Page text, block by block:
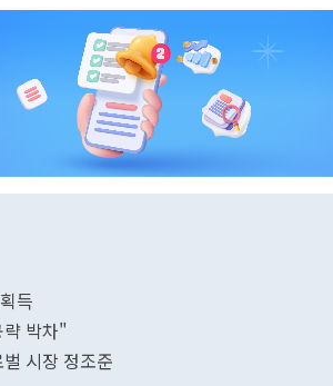
득
박차"
시장 정조준